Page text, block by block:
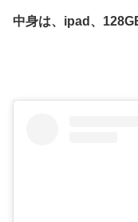
中身は、ipad、